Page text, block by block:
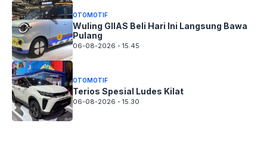
OTOMOTIF
Wuling GIIAS Beli Hari Ini Langsung Bawa
Pulang
06-08-2026 - 15.45
OTOMOTIF
Terios Spesial Ludes Kilat
06-08-2026 - 15.30